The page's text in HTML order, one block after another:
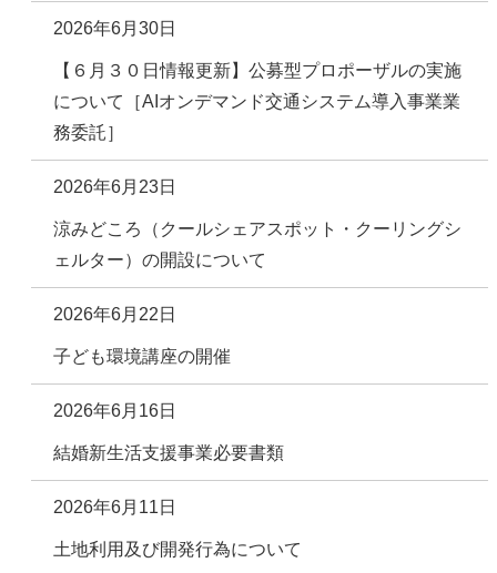
2026年6月30日
【６月３０日情報更新】公募型プロポーザルの実施
について［AIオンデマンド交通システム導入事業業
務委託］
2026年6月23日
涼みどころ（クールシェアスポット・クーリングシ
ェルター）の開設について
2026年6月22日
子ども環境講座の開催
2026年6月16日
結婚新生活支援事業必要書類
2026年6月11日
土地利用及び開発行為について